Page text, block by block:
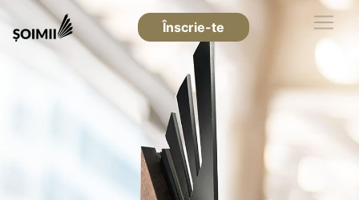
Înscrie-te